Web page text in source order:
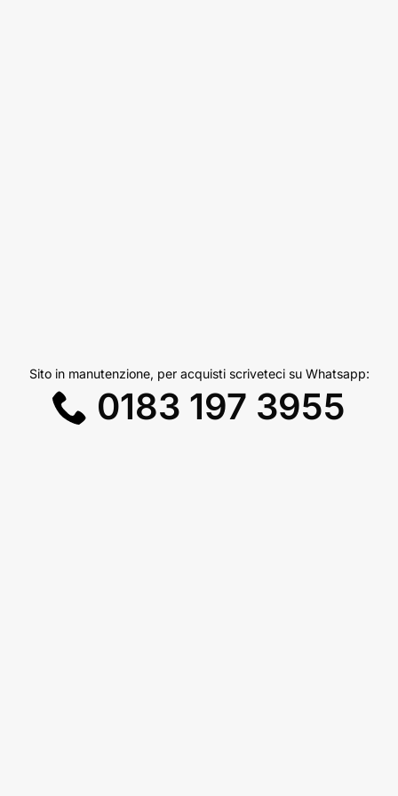
Sito in manutenzione, per acquisti scriveteci su Whatsapp:
0183 197 3955